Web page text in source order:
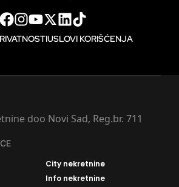
USLOVI KORIŠĆENJA
doo Novi Sad, Reg.br. 711
City nekretnine
Info nekretnine